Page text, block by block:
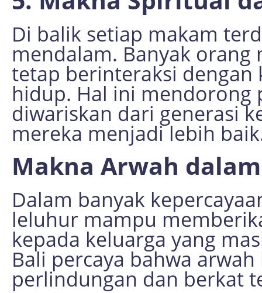
Di balik setiap makam
mendalam. Banyak
tetap berinteraksi dengan
hidup. Hal ini mendorong
diwariskan dari generasi
mereka menjadi lebih
Makna Arwah
Dalam banyak
leluhur mampu
kepada keluarga yang
Bali percaya bahwa
perlindungan dan berkat